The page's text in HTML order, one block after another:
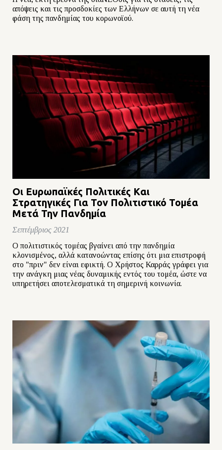
απόψεις και τις προσδοκίες των Ελλήνων σε αυτή τη νέα
φάση της πανδημίας του κορωνοϊού.
Οι Ευρωπαϊκές Πολιτικές Kαι
Στρατηγικές Για Τον Πολιτιστικό Τομέα
Μετά Την Πανδημία
Σεπτέμβριος 2021
Ο πολιτιστικός τομέας βγαίνει από την πανδημία
κλονισμένος, αλλά κατανοώντας επίσης ότι μια επιστροφή
στο "πριν" δεν είναι εφικτή. Ο Χρήστος Καρράς γράφει για
την ανάγκη μιας νέας δυναμικής εντός του τομέα, ώστε να
υπηρετήσει αποτελεσματικά τη σημερινή κοινωνία.